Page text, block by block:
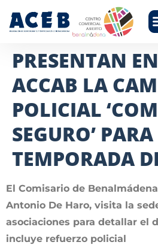
PRESENTAN
ACCAB LA
POLICIAL
SEGURO’
TEMPORADA
El Comisario de
Antonio De Haro, visita la
asociaciones para detallar el
incluye refuerzo policial